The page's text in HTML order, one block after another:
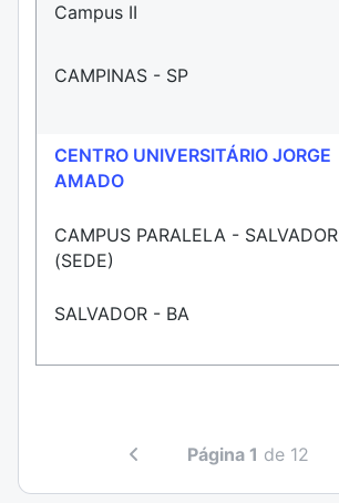
Campus II
CAMPINAS - SP
CENTRO UNIVERSITÁRIO JORGE
AMADO
CAMPUS PARALELA - SALVADOR
(SEDE)
SALVADOR - BA
Página 1 de 12